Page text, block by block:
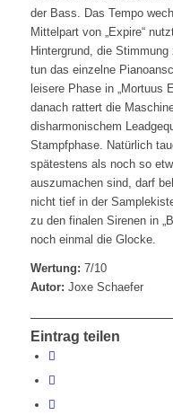
der Bass. Das Tempo
Mittelpart von „Expire“
Hintergrund, die
tun das einzelne
leisere Phase in „Mortuus
danach rattert die
disharmonischem
Stampfphase. Natürlich
spätestens als noch so
auszumachen sind, darf
nicht tief in der
zu den finalen Sirenen in
noch einmal die Glocke.
Wertung: 7/10
Autor: Joxe Schaefer
Eintrag teilen